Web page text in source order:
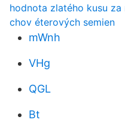
hodnota zlatého kusu
chov éterových semien
mWnh
VHg
QGL
Bt